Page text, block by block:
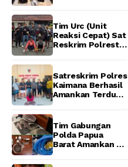
Pelaku Pencurian
di SMA
Sanawesen
Tim Urc (Unit
Reaksi Cepat) Sat
Reskrim Polresta
2 Pelaku
Pengeroyokan di
Taman Ria kab.
Satreskrim Polres
Kaimana Berhasil
Amankan Terduga
Menggunakan
Senjata Tajam
Tim Gabungan
Polda Papua
Barat Amankan 6